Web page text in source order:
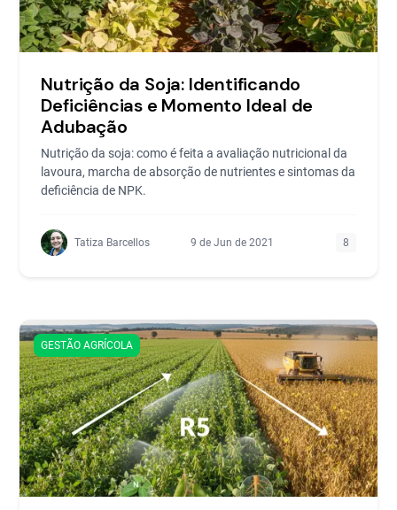
Nutrição da Soja: Identificando
Deficiências e Momento Ideal de
Adubação
Nutrição da soja: como é feita a avaliação nutricional da
lavoura, marcha de absorção de nutrientes e sintomas da
deficiência de NPK.
Tatiza Barcellos 9 de Jun de 2021 8
GESTÃO AGRÍCOLA